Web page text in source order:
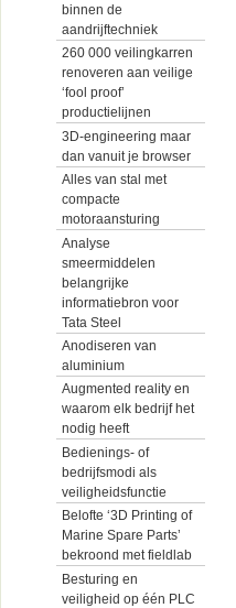
binnen de
aandrijftechniek
260 000 veilingkarren
renoveren aan veilige
‘fool proof’
productielijnen
3D-engineering maar
dan vanuit je browser
Alles van stal met
compacte
motoraansturing
Analyse
smeermiddelen
belangrijke
informatiebron voor
Tata Steel
Anodiseren van
aluminium
Augmented reality en
waarom elk bedrijf het
nodig heeft
Bedienings- of
bedrijfsmodi als
veiligheidsfunctie
Belofte ‘3D Printing of
Marine Spare Parts’
bekroond met fieldlab
Besturing en
veiligheid op één PLC